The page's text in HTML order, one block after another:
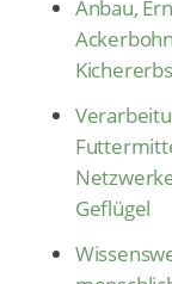
Anbau,
Geflügel